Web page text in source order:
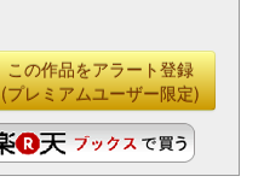
この作品をアラート登録
(プレミアムユーザー限定)